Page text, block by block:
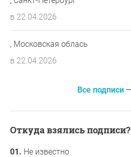
в 22.04.2026
, Московская облась
в 22.04.2026
Все подписи
Откуда взялись подписи?
Не известно